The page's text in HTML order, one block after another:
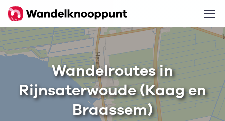
Wandelroutes in
Rijnsaterwoude (Kaag en
Braassem)